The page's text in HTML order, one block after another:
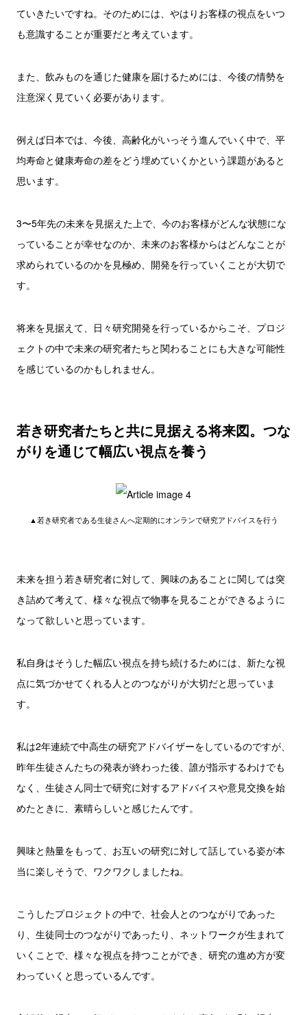
ていきたいですね。そのためには、やはりお客様の視点をいつ
も意識することが重要だと考えています。
また、飲みものを通じた健康を届けるためには、今後の情勢を
注意深く見ていく必要があります。
例えば日本では、今後、高齢化がいっそう進んでいく中で、平
均寿命と健康寿命の差をどう埋めていくかという課題があると
思います。
3〜5年先の未来を見据えた上で、今のお客様がどんな状態にな
っていることが幸せなのか、未来のお客様からはどんなことが
求められているのかを見極め、開発を行っていくことが大切で
す。
将来を見据えて、日々研究開発を行っているからこそ、プロジ
ェクトの中で未来の研究者たちと関わることにも大きな可能性
を感じているのかもしれません。
若き研究者たちと共に見据える将来図。つな
がりを通じて幅広い視点を養う
▲若き研究者である生徒さんへ定期的にオンランで研究アドバイスを行う
未来を担う若き研究者に対して、興味のあることに関しては突
き詰めて考えて、様々な視点で物事を見ることができるように
なって欲しいと思っています。
私自身はそうした幅広い視点を持ち続けるためには、新たな視
点に気づかせてくれる人とのつながりが大切だと思っていま
す。
私は2年連続で中高生の研究アドバイザーをしているのですが、
昨年生徒さんたちの発表が終わった後、誰が指示するわけでも
なく、生徒さん同士で研究に対するアドバイスや意見交換を始
めたときに、素晴らしいと感じたんです。
興味と熱量をもって、お互いの研究に対して話している姿が本
当に楽しそうで、ワクワクしましたね。
こうしたプロジェクトの中で、社会人とのつながりであった
り、生徒同士のつながりであったり、ネットワークが生まれて
いくことで、様々な視点を持つことができ、研究の進め方が変
わっていくと思っているんです。